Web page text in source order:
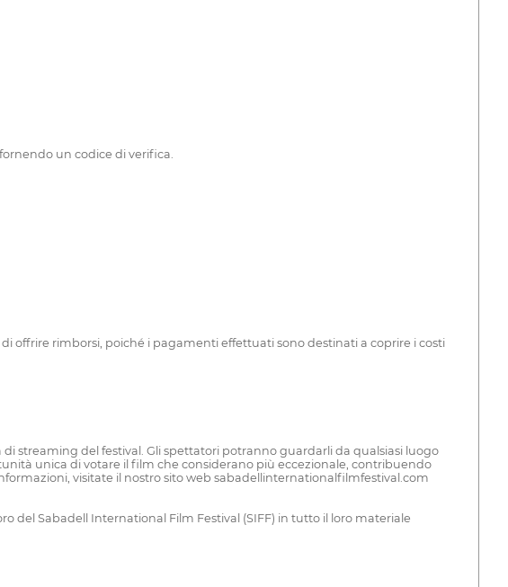
un codice di verifica.
offrire rimborsi, poiché i pagamenti effettuati sono destinati a coprire i costi
streaming del festival. Gli spettatori potranno guardarli da qualsiasi luogo
unica di votare il film che considerano più eccezionale, contribuendo
visitate il nostro sito web sabadellinternationalfilmfestival.com
del Sabadell International Film Festival (SIFF) in tutto il loro materiale